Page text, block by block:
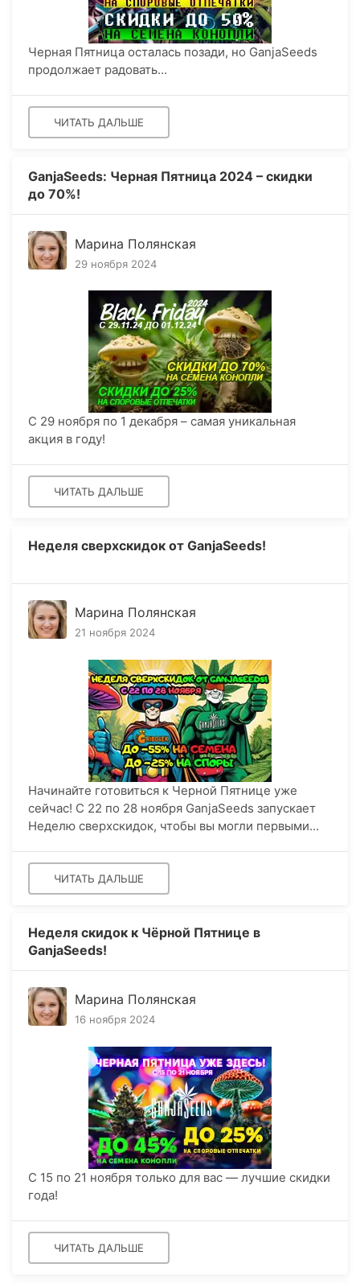
Черная Пятница осталась позади, но GanjaSeeds
продолжает радовать...
ЧИТАТЬ ДАЛЬШЕ
GanjaSeeds: Черная Пятница 2024 – скидки
до 70%!
Марина Полянская
29 ноября 2024
С 29 ноября по 1 декабря – самая уникальная
акция в году!
ЧИТАТЬ ДАЛЬШЕ
Неделя сверхскидок от GanjaSeeds!
Марина Полянская
21 ноября 2024
Начинайте готовиться к Черной Пятнице уже
сейчас! С 22 по 28 ноября GanjaSeeds запускает
Неделю сверхскидок, чтобы вы могли первыми...
ЧИТАТЬ ДАЛЬШЕ
Неделя скидок к Чёрной Пятнице в
GanjaSeeds!
Марина Полянская
16 ноября 2024
С 15 по 21 ноября только для вас — лучшие скидки
года!
ЧИТАТЬ ДАЛЬШЕ